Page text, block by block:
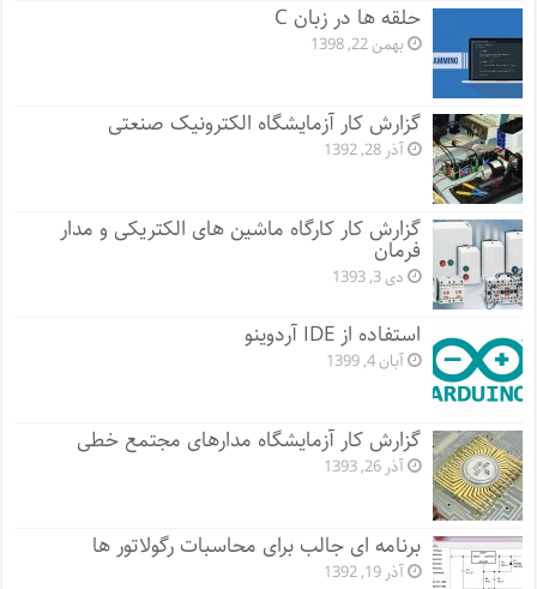
حلقه ها در زبان C
بهمن 22, 1398
گزارش کار آزمایشگاه الکترونیک صنعتی
آذر 28, 1392
گزارش کار کارگاه ماشین های الکتریکی و مدار
فرمان
دی 3, 1393
استفاده از IDE آردوینو
آبان 4, 1399
گزارش کار آزمایشگاه مدارهای مجتمع خطی
آذر 26, 1393
برنامه ای جالب برای محاسبات رگولاتور ها
آذر 19, 1392